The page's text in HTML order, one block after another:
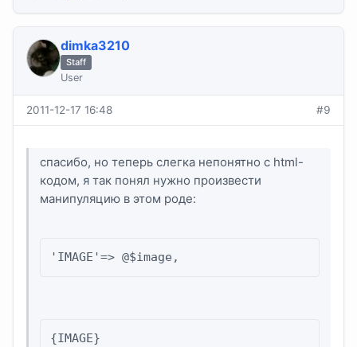
dimka3210
Staff
User
2011-12-17 16:48 #9
спасибо, но теперь слегка непонятно с html-
кодом, я так понял нужно произвести
манипуляцию в этом роде:
'IMAGE'=> @$image,
{IMAGE}